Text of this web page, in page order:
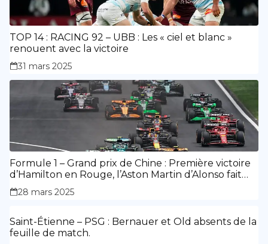
TOP 14 : RACING 92 – UBB : Les « ciel et blanc »
renouent avec la victoire
31 mars 2025
Formule 1 – Grand prix de Chine : Première victoire
d’Hamilton en Rouge, l’Aston Martin d’Alonso fait
des siennes.
28 mars 2025
Saint-Étienne – PSG : Bernauer et Old absents de la
feuille de match.